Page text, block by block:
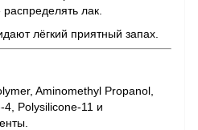
лак.
лёгкий приятный запах.
Aminomethyl Propanol,
Polysilicone-11 и